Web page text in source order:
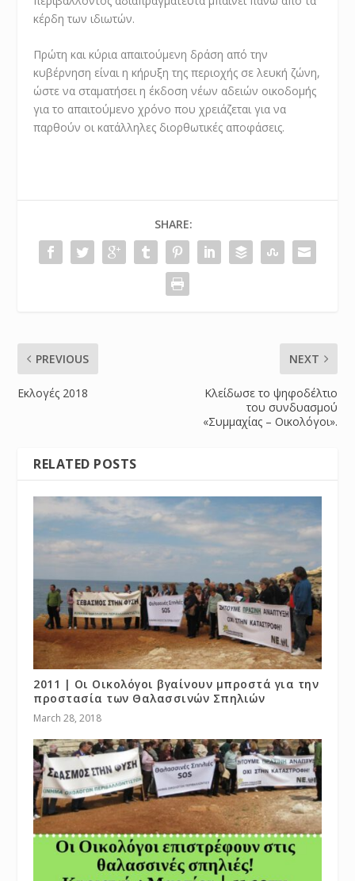
κέρδη των ιδιωτών.
Πρώτη και κύρια απαιτούμενη δράση από την
κυβέρνηση είναι η κήρυξη της περιοχής σε λευκή ζώνη,
ώστε να σταματήσει η έκδοση νέων αδειών οικοδομής
για το απαιτούμενο χρόνο που χρειάζεται για να
παρθούν οι κατάλληλες διορθωτικές αποφάσεις.
SHARE:
PREVIOUS
Εκλογές 2018
NEXT
Κλείδωσε το ψηφοδέλτιο
του συνδυασμού
«Συμμαχίας – Οικολόγοι».
RELATED POSTS
2011 | Οι Οικολόγοι βγαίνουν μπροστά για την
προστασία των Θαλασσινών Σπηλιών
March 28, 2018